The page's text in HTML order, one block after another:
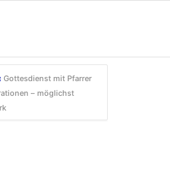
Gottesdienst mit Pfarrer
– möglichst